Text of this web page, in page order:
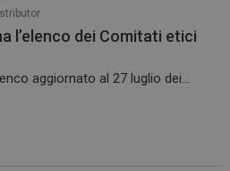
l’elenco dei Comitati etici
aggiornato al 27 luglio dei...